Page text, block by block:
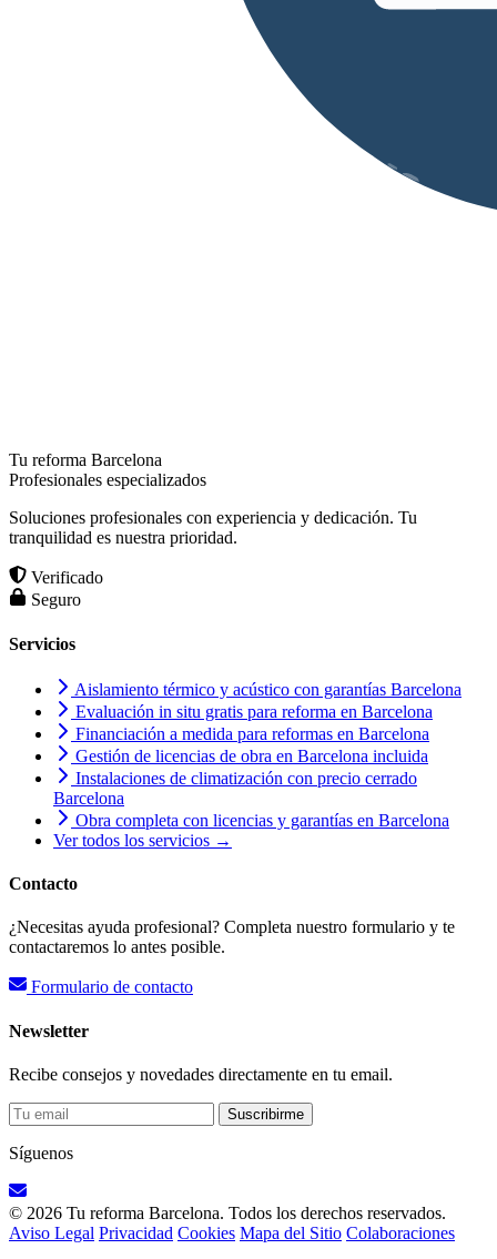
Tu reforma Barcelona
Profesionales especializados
Soluciones profesionales con experiencia y dedicación. Tu
tranquilidad es nuestra prioridad.
Verificado
Seguro
Servicios
Aislamiento térmico y acústico con garantías Barcelona
Evaluación in situ gratis para reforma en Barcelona
Financiación a medida para reformas en Barcelona
Gestión de licencias de obra en Barcelona incluida
Instalaciones de climatización con precio cerrado
Barcelona
Obra completa con licencias y garantías en Barcelona
Ver todos los servicios →
Contacto
¿Necesitas ayuda profesional? Completa nuestro formulario y te
contactaremos lo antes posible.
Formulario de contacto
Newsletter
Recibe consejos y novedades directamente en tu email.
Suscribirme
Síguenos
© 2026 Tu reforma Barcelona. Todos los derechos reservados.
Aviso Legal Privacidad Cookies Mapa del Sitio Colaboraciones